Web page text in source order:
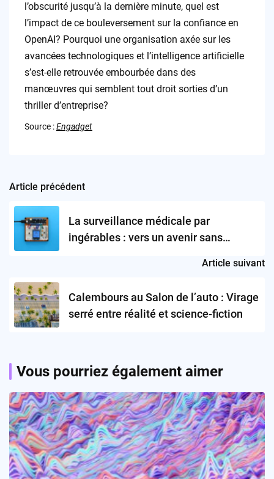
l’obscurité jusqu’à la dernière minute, quel est
l’impact de ce bouleversement sur la confiance en
OpenAI? Pourquoi une organisation axée sur les
avancées technologiques et l’intelligence artificielle
s’est-elle retrouvée embourbée dans des
manœuvres qui semblent tout droit sorties d’un
thriller d’entreprise?
Source :Engadget
Post
navigation
Article précédent
La surveillance médicale par
ingérables : vers un avenir sans
Article suivant
Calembours au Salon de l’auto : Virage
serré entre réalité et science-fiction
Vous pourriez également aimer